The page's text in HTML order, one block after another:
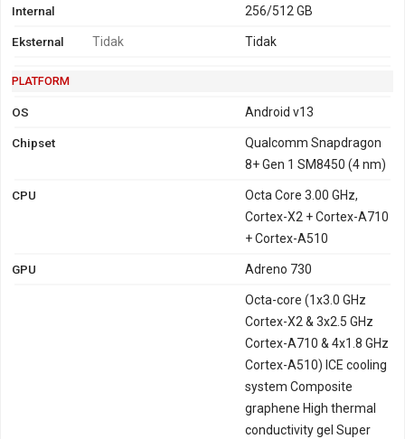
Internal 256/512 GB
Eksternal Tidak Tidak
PLATFORM
OS Android v13
Chipset
Qualcomm Snapdragon
8+ Gen 1 SM8450 (4 nm)
CPU
Octa Core 3.00 GHz,
Cortex-X2 + Cortex-A710
+ Cortex-A510
GPU Adreno 730
Octa-core (1x3.0 GHz
Cortex-X2 & 3x2.5 GHz
Cortex-A710 & 4x1.8 GHz
Cortex-A510) ICE cooling
system Composite
graphene High thermal
conductivity gel Super